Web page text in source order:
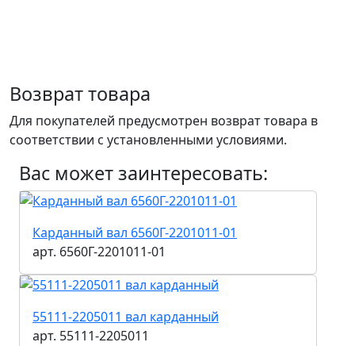
Возврат товара
Для покупателей предусмотрен возврат товара в
соответствии с установленными условиями.
Вас может заинтересовать:
Карданный вал 6560Г-2201011-01
арт. 6560Г-2201011-01
55111-2205011 вал карданный
арт. 55111-2205011